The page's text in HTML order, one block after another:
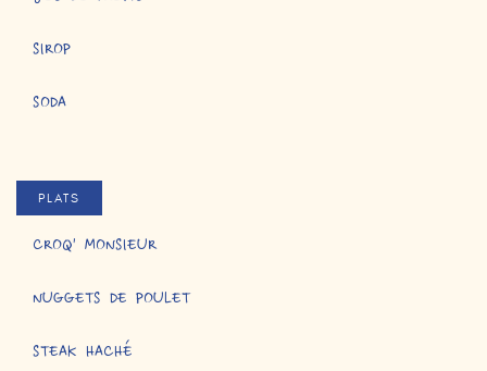
SIROP
SODA
PLATS
CROQ' MONSIEUR
NUGGETS DE POULET
STEAK HACHÉ